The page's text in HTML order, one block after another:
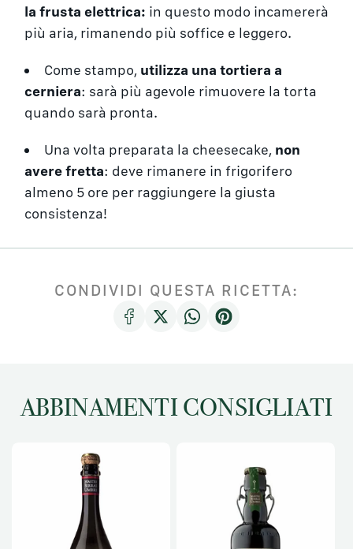
la frusta elettrica: in questo modo incamererà
più aria, rimanendo più soffice e leggero.
Come stampo, utilizza una tortiera a
cerniera: sarà più agevole rimuovere la torta
quando sarà pronta.
Una volta preparata la cheesecake, non
avere fretta: deve rimanere in frigorifero
almeno 5 ore per raggiungere la giusta
consistenza!
CONDIVIDI QUESTA RICETTA:
ABBINAMENTI CONSIGLIATI